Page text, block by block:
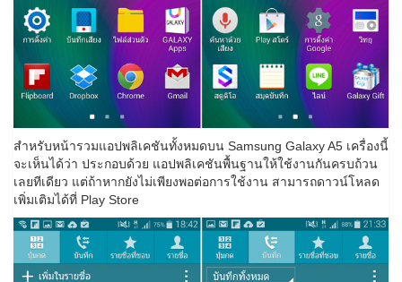
สำหรับหน้ารวมแอปพลิเคชันทั้งหมดบน Samsung Galaxy A5 เครื่องนี้
จะเห็นได้ว่า ประกอบด้วย แอปพลิเคชันพื้นฐานให้ใช้งานกันครบถ้วน
เลยทีเดียว แต่ถ้าหากยังไม่เพียงพอต่อการใช้งาน สามารถดาวน์โหลด
เพิ่มเติมได้ที่ Play Store